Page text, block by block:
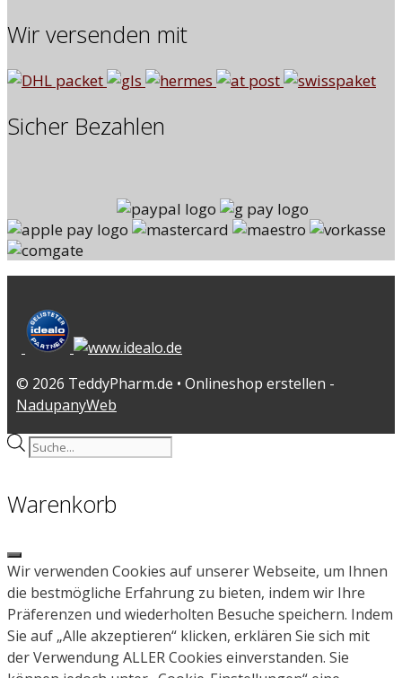
Wir versenden mit
Sicher Bezahlen
© 2026 TeddyPharm.de • Onlineshop erstellen -
NadupanyWeb
Products
Warenkorb
Close
Wir verwenden Cookies auf unserer Webseite, um Ihnen
die bestmögliche Erfahrung zu bieten, indem wir Ihre
Präferenzen und wiederholten Besuche speichern. Indem
Sie auf „Alle akzeptieren“ klicken, erklären Sie sich mit
der Verwendung ALLER Cookies einverstanden. Sie